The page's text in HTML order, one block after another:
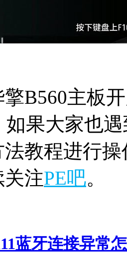
B560主板
如果大家也
教程进行
注PE吧。
蓝牙连接异常